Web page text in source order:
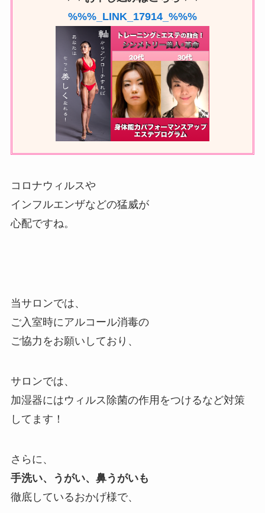
%%%_LINK_17914_%%%
コロナウィルスや
インフルエンザなどの猛威が
心配ですね。
当サロンでは、
ご入室時にアルコール消毒の
ご協力をお願いしており、
サロンでは、
加湿器にはウィルス除菌の作用をつけるなど対策
してます！
さらに、
手洗い、うがい、鼻うがいも
徹底しているおかげ様で、